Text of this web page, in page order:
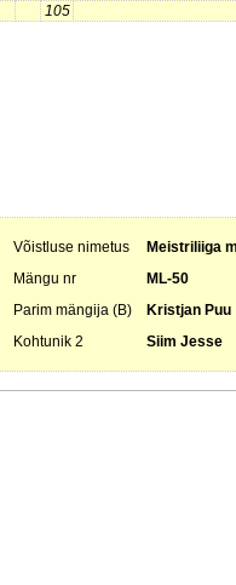
105
Võistluse nimetus
Meistriliiga
Mängu nr
ML-50
Parim mängija (B)
Kristjan Puu
Kohtunik 2 Siim Jesse